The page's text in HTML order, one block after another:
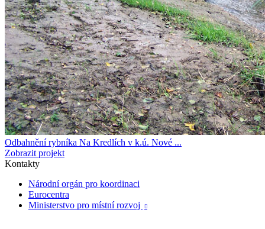
Odbahnění rybníka Na Kredlích v k.ú. Nové ...
Zobrazit projekt
Kontakty
Národní orgán pro koordinaci
Eurocentra
Ministerstvo pro místní rozvoj
